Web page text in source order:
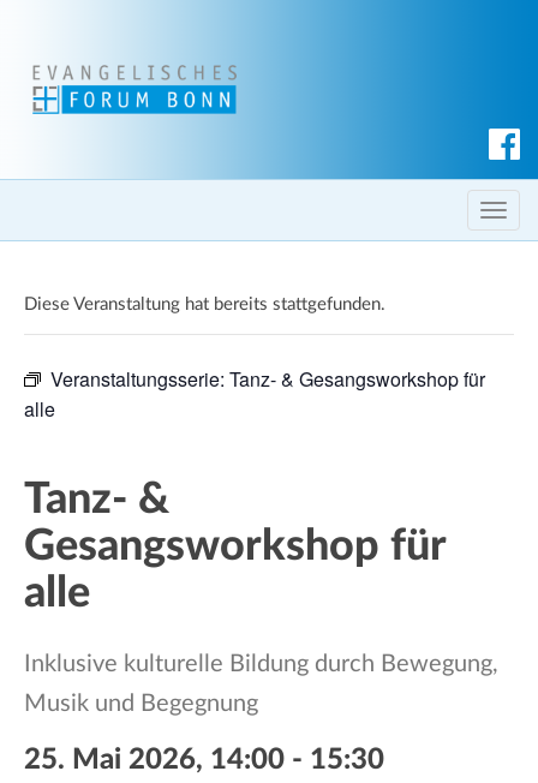
c
h T
o
l
n
Diese Veranstaltung hat bereits stattgefunden.
Veranstaltungsserie: Tanz- & Gesangsworkshop für
alle
Tanz- &
Gesangsworkshop für
alle
Inklusive kulturelle Bildung durch Bewegung,
Musik und Begegnung
25. Mai 2026, 14:00 - 15:30